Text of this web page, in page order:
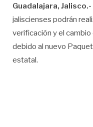
Guadalajara, Jalisco.-
jaliscienses podrán
verificación y el cambio
debido al nuevo
estatal.